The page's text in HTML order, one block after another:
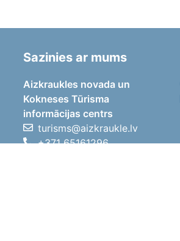
Sazinies ar mums
Aizkraukles novada un
Kokneses Tūrisma
informācijas centrs
turisms@aizkraukle.lv
+371 65161296